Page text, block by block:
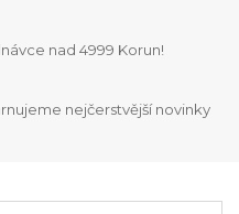
nad 4999 Korun!
nejčerstvější novinky